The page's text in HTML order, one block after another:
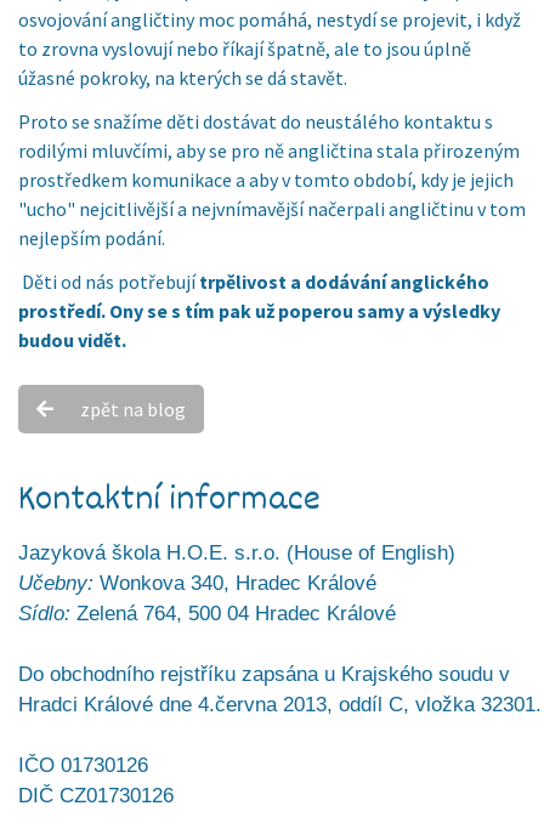
osvojování angličtiny moc pomáhá, nestydí se projevit, i když
to zrovna vyslovují nebo říkají špatně, ale to jsou úplně
úžasné pokroky, na kterých se dá stavět.
Proto se snažíme děti dostávat do neustálého kontaktu s
rodilými mluvčími, aby se pro ně angličtina stala přirozeným
prostředkem komunikace a aby v tomto období, kdy je jejich
"ucho" nejcitlivější a nejvnímavější načerpali angličtinu v tom
nejlepším podání.
Děti od nás potřebujítrpělivost a dodávání anglického
prostředí. Ony se s tím pak už poperou samy a výsledky
budou vidět.
zpět na blog
Kontaktní informace
Jazyková škola H.O.E. s.r.o. (House of English)
Učebny: Wonkova 340, Hradec Králové
Sídlo: Zelená 764, 500 04 Hradec Králové
Do obchodního rejstříku zapsána u Krajského soudu v
Hradci Králové dne 4.června 2013, oddíl C, vložka 32301.
IČO 01730126
DIČ CZ01730126